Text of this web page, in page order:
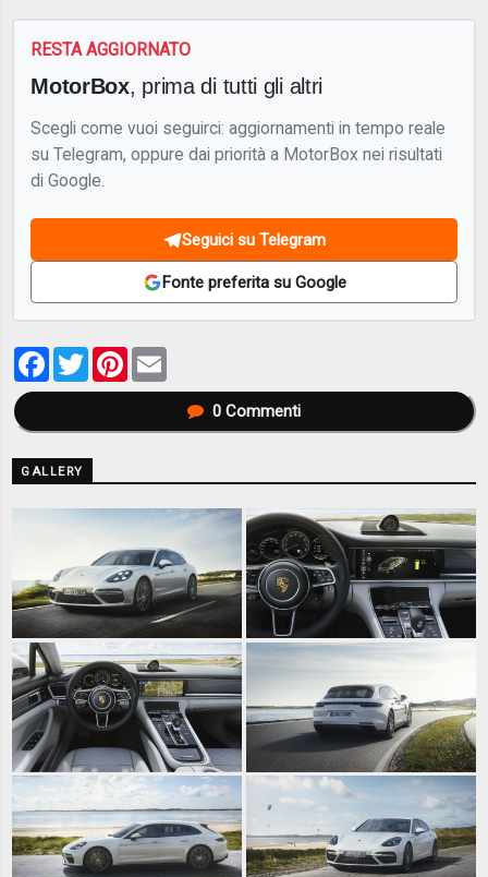
RESTA AGGIORNATO
MotorBox, prima di tutti gli altri
Scegli come vuoi seguirci: aggiornamenti in tempo reale
su Telegram, oppure dai priorità a MotorBox nei risultati
di Google.
Seguici su Telegram
Fonte preferita su Google
Facebook
TwitterPinterest
0Commenti
GALLERY